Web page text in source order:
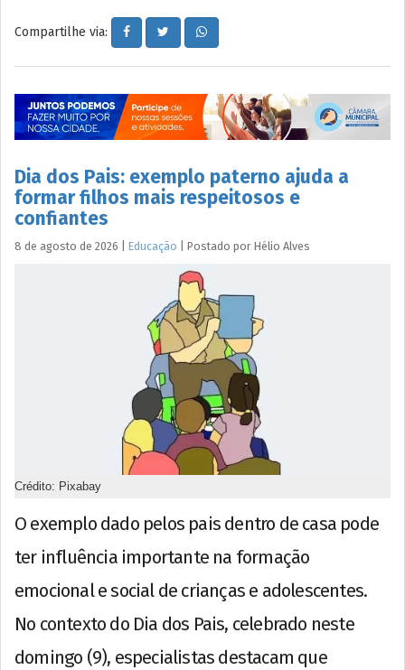
Compartilhe via:
Dia dos Pais: exemplo paterno ajuda a
formar filhos mais respeitosos e
confiantes
8 de agosto de 2026 Educação Postado por Hélio Alves
Crédito: Pixabay
O exemplo dado pelos pais dentro de casa pode
ter influência importante na formação
emocional e social de crianças e adolescentes.
No contexto do Dia dos Pais, celebrado neste
domingo (9), especialistas destacam que